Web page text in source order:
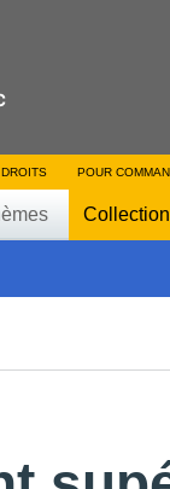
DROITS POUR